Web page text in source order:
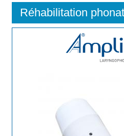
Réhabilitation